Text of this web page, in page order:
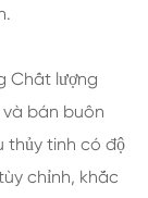
Chất lượng
bán buôn
thủy tinh có độ
chỉnh, khắc